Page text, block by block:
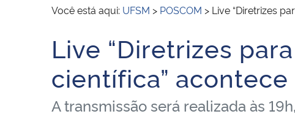
Secretaria de Governo
Gabinete de Segurança
Institucional
Você está aqui: UFSM > POSCOM > Live “Diretrizes
Início do conteúdo
Live “Diretrizes
científica”
A transmissão será realizada às